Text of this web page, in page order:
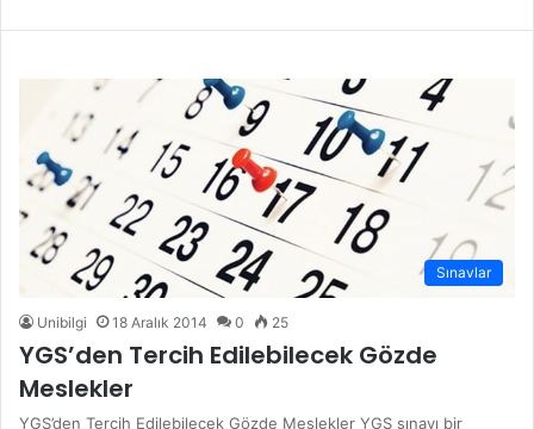
Sınavlar
Unibilgi 18 Aralık 2014 0 25
YGS’den Tercih Edilebilecek Gözde
Meslekler
YGS’den Tercih Edilebilecek Gözde Meslekler YGS sınavı bir